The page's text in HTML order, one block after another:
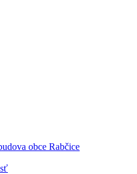
obce Rabčice